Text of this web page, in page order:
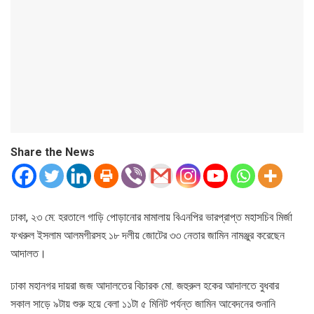
Share the News
ঢাকা, ২৩ মে: হরতালে গাড়ি পোড়ানোর মামালায় বিএনপির ভারপ্রাপ্ত মহাসচিব মির্জা
ফখরুল ইসলাম আলমগীরসহ ১৮ দলীয় জোটের ৩৩ নেতার জামিন নামঞ্জুর করেছেন
আদালত।
ঢাকা মহানগর দায়রা জজ আদালতের বিচারক মো. জহুরুল হকের আদালতে বুধবার
সকাল সাড়ে ৯টায় শুরু হয়ে বেলা ১১টা ৫ মিনিট পর্যন্ত জামিন আবেদনের শুনানি